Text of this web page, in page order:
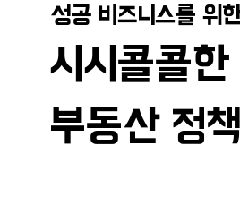
성공 비즈니스를 위
성공 비즈니스를 위
시시콜콜
시시콜콜
부동산 정
부동산 정